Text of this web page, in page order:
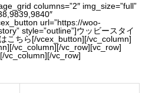
columns=”2″ img_size=”full”
url=”https://woo-
style=”outline”]ウッビースタイ
こちら[/vcex_button][/vc_column]
vc_column][/vc_row][vc_row]
vc_column][/vc_row]